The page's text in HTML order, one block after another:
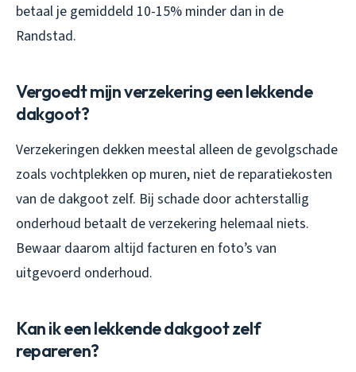
betaal je gemiddeld 10-15% minder dan in de
Randstad.
Vergoedt mijn verzekering een lekkende
dakgoot?
Verzekeringen dekken meestal alleen de gevolgschade
zoals vochtplekken op muren, niet de reparatiekosten
van de dakgoot zelf. Bij schade door achterstallig
onderhoud betaalt de verzekering helemaal niets.
Bewaar daarom altijd facturen en foto’s van
uitgevoerd onderhoud.
Kan ik een lekkende dakgoot zelf
repareren?